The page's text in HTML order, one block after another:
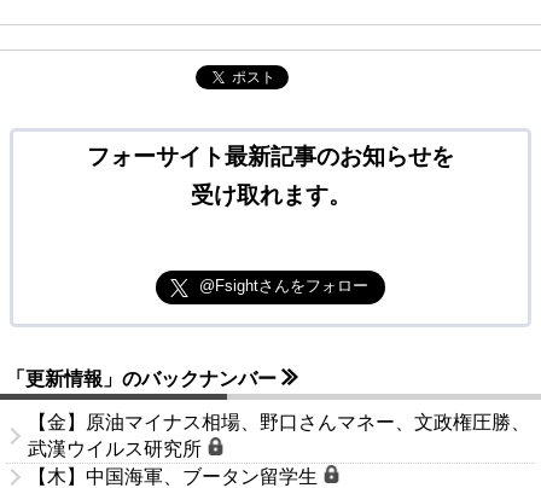
ポスト
フォーサイト最新記事のお知らせを
受け取れます。
@Fsightさんをフォロー
「更新情報」のバックナンバー
【金】原油マイナス相場、野口さんマネー、文政権圧勝、
武漢ウイルス研究所
【木】中国海軍、ブータン留学生